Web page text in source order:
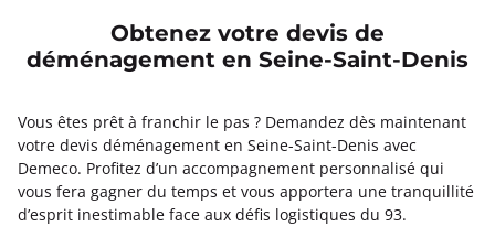
Obtenez votre devis de
déménagement en Seine-Saint-Denis
Vous êtes prêt à franchir le pas ? Demandez dès maintenant
votre devis déménagement en Seine-Saint-Denis avec
Demeco. Profitez d’un accompagnement personnalisé qui
vous fera gagner du temps et vous apportera une tranquillité
d’esprit inestimable face aux défis logistiques du 93.